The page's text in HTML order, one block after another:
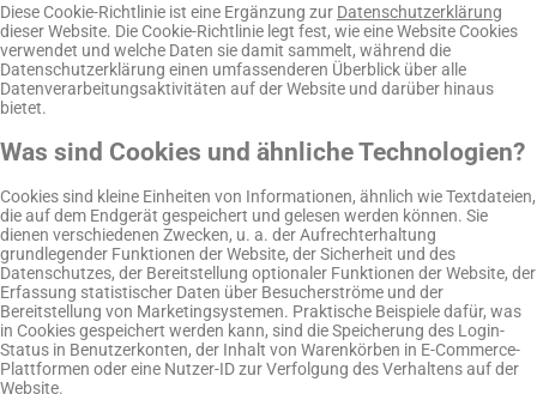
Diese Cookie-Richtlinie ist eine Ergänzung zur Datenschutzerklärung
dieser Website. Die Cookie-Richtlinie legt fest, wie eine Website Cookies
verwendet und welche Daten sie damit sammelt, während die
Datenschutzerklärung einen umfassenderen Überblick über alle
Datenverarbeitungsaktivitäten auf der Website und darüber hinaus
bietet.
Was sind Cookies und ähnliche Technologien?
Cookies sind kleine Einheiten von Informationen, ähnlich wie Textdateien,
die auf dem Endgerät gespeichert und gelesen werden können. Sie
dienen verschiedenen Zwecken, u. a. der Aufrechterhaltung
grundlegender Funktionen der Website, der Sicherheit und des
Datenschutzes, der Bereitstellung optionaler Funktionen der Website, der
Erfassung statistischer Daten über Besucherströme und der
Bereitstellung von Marketingsystemen. Praktische Beispiele dafür, was
in Cookies gespeichert werden kann, sind die Speicherung des Login-
Status in Benutzerkonten, der Inhalt von Warenkörben in E-Commerce-
Plattformen oder eine Nutzer-ID zur Verfolgung des Verhaltens auf der
Website.